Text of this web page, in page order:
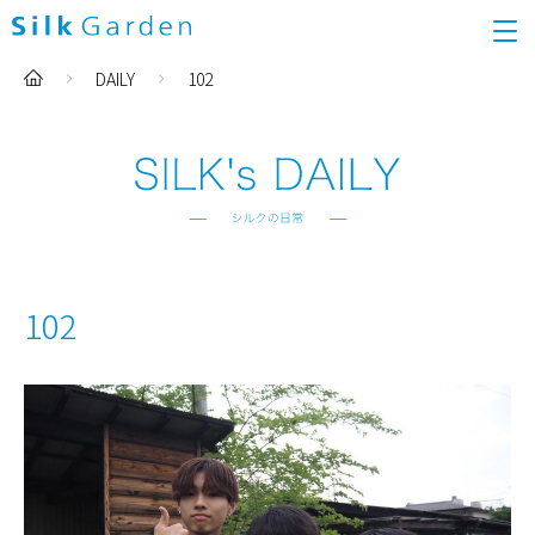
DAILY 102
102